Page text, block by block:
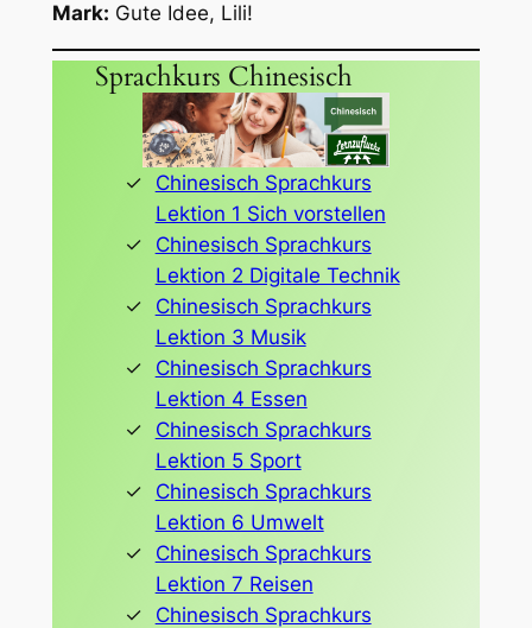
Mark: Gute Idee, Lili!
Sprachkurs Chinesisch
Chinesisch Sprachkurs
Lektion 1 Sich vorstellen
Chinesisch Sprachkurs
Lektion 2 Digitale Technik
Chinesisch Sprachkurs
Lektion 3 Musik
Chinesisch Sprachkurs
Lektion 4 Essen
Chinesisch Sprachkurs
Lektion 5 Sport
Chinesisch Sprachkurs
Lektion 6 Umwelt
Chinesisch Sprachkurs
Lektion 7 Reisen
Chinesisch Sprachkurs